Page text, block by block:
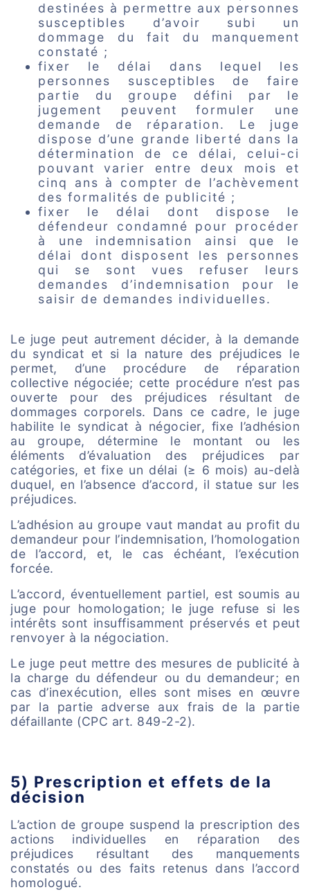
destinées à permettre aux personnes
susceptibles d’avoir subi un
dommage du fait du manquement
constaté ;
fixer le délai dans lequel les
personnes susceptibles de faire
partie du groupe défini par le
jugement peuvent formuler une
demande de réparation. Le juge
dispose d’une grande liberté dans la
détermination de ce délai, celui-ci
pouvant varier entre deux mois et
cinq ans à compter de l’achèvement
des formalités de publicité ;
fixer le délai dont dispose le
défendeur condamné pour procéder
à une indemnisation ainsi que le
délai dont disposent les personnes
qui se sont vues refuser leurs
demandes d’indemnisation pour le
saisir de demandes individuelles.
Le juge peut autrement décider, à la demande
du syndicat et si la nature des préjudices le
permet, d’une procédure de réparation
collective négociée; cette procédure n’est pas
ouverte pour des préjudices résultant de
dommages corporels. Dans ce cadre, le juge
habilite le syndicat à négocier, fixe l’adhésion
au groupe, détermine le montant ou les
éléments d’évaluation des préjudices par
catégories, et fixe un délai (≥ 6 mois) au-delà
duquel, en l’absence d’accord, il statue sur les
préjudices.
L’adhésion au groupe vaut mandat au profit du
demandeur pour l’indemnisation, l’homologation
de l’accord, et, le cas échéant, l’exécution
forcée.
L’accord, éventuellement partiel, est soumis au
juge pour homologation; le juge refuse si les
intérêts sont insuffisamment préservés et peut
renvoyer à la négociation.
Le juge peut mettre des mesures de publicité à
la charge du défendeur ou du demandeur; en
cas d’inexécution, elles sont mises en œuvre
par la partie adverse aux frais de la partie
défaillante (CPC art. 849-2-2).
5) Prescription et effets de la
décision
L’action de groupe suspend la prescription des
actions individuelles en réparation des
préjudices résultant des manquements
constatés ou des faits retenus dans l’accord
homologué.